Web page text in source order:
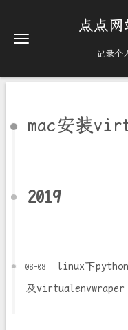
点点
记录个
mac安装
2019
08-08
linux下
及virtualenvwraper